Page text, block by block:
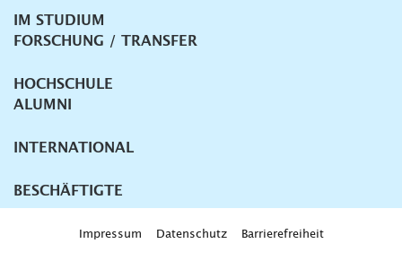
IM STUDIUM
FORSCHUNG / TRANSFER
HOCHSCHULE
ALUMNI
INTERNATIONAL
BESCHÄFTIGTE
Impressum Datenschutz Barrierefreiheit